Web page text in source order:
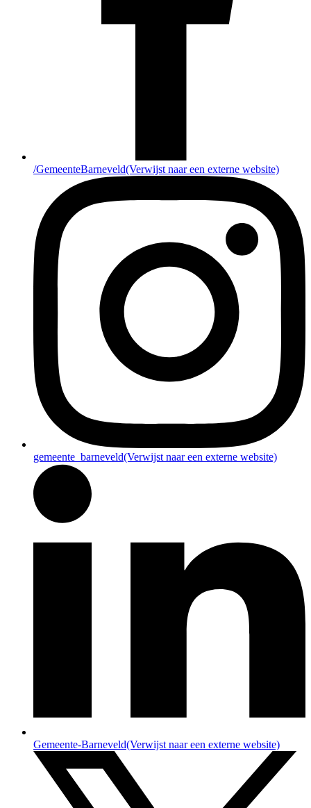
/GemeenteBarneveld(Verwijst naar een externe website)
gemeente_barneveld(Verwijst naar een externe website)
Gemeente-Barneveld(Verwijst naar een externe website)